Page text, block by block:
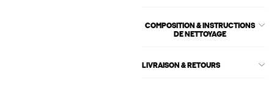
COMPOSITION & INSTRUCTIONS
DE NETTOYAGE
LIVRAISON & RETOURS